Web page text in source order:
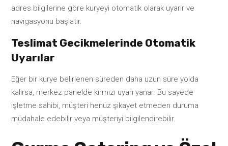
adres bilgilerine göre kuryeyi otomatik olarak uyarır ve
navigasyonu başlatır.
Teslimat Gecikmelerinde Otomatik
Uyarılar
Eğer bir kurye belirlenen süreden daha uzun süre yolda
kalırsa, merkez panelde kırmızı uyarı yanar. Bu sayede
işletme sahibi, müşteri henüz şikayet etmeden duruma
müdahale edebilir veya müşteriyi bilgilendirebilir.